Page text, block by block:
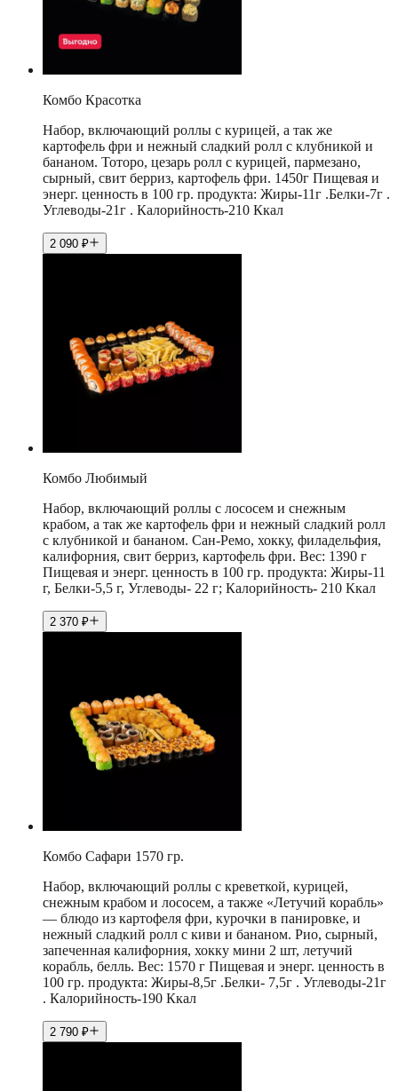
Комбо Красотка
Набор, включающий роллы с курицей, а так же
картофель фри и нежный сладкий ролл с клубникой и
бананом. Тоторо, цезарь ролл с курицей, пармезано,
сырный, свит берриз, картофель фри. 1450г Пищевая и
энерг. ценность в 100 гр. продукта: Жиры-11г .Белки-7г .
Углеводы-21г . Калорийность-210 Ккал
2 090 ₽
Комбо Любимый
Набор, включающий роллы с лососем и снежным
крабом, а так же картофель фри и нежный сладкий ролл
с клубникой и бананом. Сан-Ремо, хокку, филадельфия,
калифорния, свит берриз, картофель фри. Вес: 1390 г
Пищевая и энерг. ценность в 100 гр. продукта: Жиры-11
г, Белки-5,5 г, Углеводы- 22 г; Калорийность- 210 Ккал
2 370 ₽
Комбо Сафари 1570 гр.
Набор, включающий роллы с креветкой, курицей,
снежным крабом и лососем, а также «Летучий корабль»
— блюдо из картофеля фри, курочки в панировке, и
нежный сладкий ролл с киви и бананом. Рио, сырный,
запеченная калифорния, хокку мини 2 шт, летучий
корабль, белль. Вес: 1570 г Пищевая и энерг. ценность в
100 гр. продукта: Жиры-8,5г .Белки- 7,5г . Углеводы-21г
. Калорийность-190 Ккал
2 790 ₽